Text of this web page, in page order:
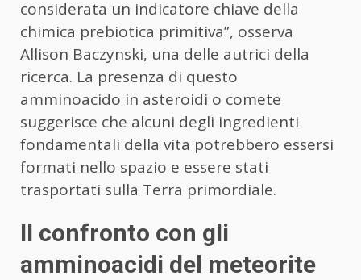
considerata un indicatore chiave della
chimica prebiotica primitiva”, osserva
Allison Baczynski, una delle autrici della
ricerca. La presenza di questo
amminoacido in asteroidi o comete
suggerisce che alcuni degli ingredienti
fondamentali della vita potrebbero essersi
formati nello spazio e essere stati
trasportati sulla Terra primordiale.
Il confronto con gli
amminoacidi del meteorite